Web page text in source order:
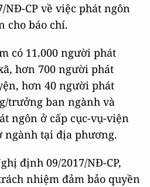
NĐ-CP về việc phát ngôn
cho báo chí.
có 11.000 người phát
hơn 700 người phát
hơn 40 người phát
trưởng ban ngành và
ngôn ở cấp cục-vụ-viện
ngành tại địa phương.
định 09/2017/NĐ-CP,
nhiệm đảm bảo quyền